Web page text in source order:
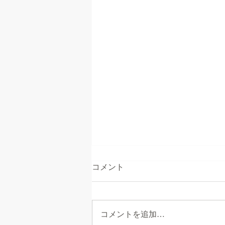
●防犯教室の開催
コメント
コメントを追加…